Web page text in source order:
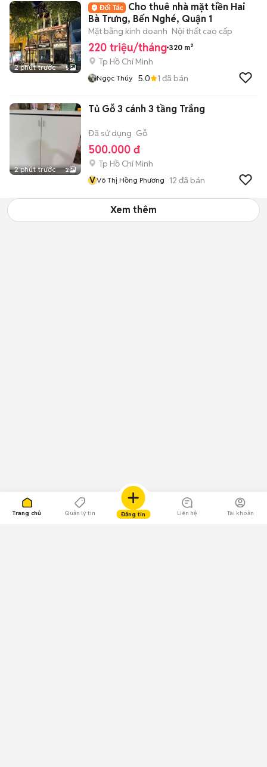
Trang chủ Quản lý tin Đăng tin Liên hệ Tài khoản
2 phút trước 5
Cho thuê nhà mặt tiền Hai
Bà Trưng, Bến Nghé, Quận 1
Mặt bằng kinh doanh Nội thất cao cấp
220 triệu/tháng 320 m²
Tp Hồ Chí Minh
Ngọc Thúy 5.0 1 đã bán
2 phút trước 2
Tủ Gỗ 3 cánh 3 tầng Trắng
Đã sử dụng Gỗ
500.000 đ
Tp Hồ Chí Minh
VVõ Thị Hồng Phương 12 đã bán
Xem thêm